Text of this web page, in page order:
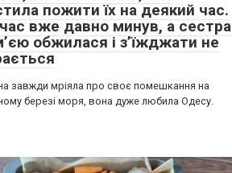
пожити їх на деякий час.
вже давно минув, а сестра
обжилася і з’їжджати не
завжди мріяла про своє помешкання на
березі моря, вона дуже любила Одесу.